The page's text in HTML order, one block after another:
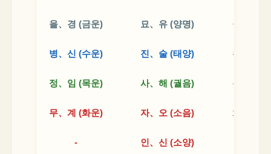
을、경 (금운) 묘、유 (양명) 금운천부
병、신 (수운) 진、술 (태양) 수운천부
정、임 (목운) 사、해 (궐음) 목운천부
무、계 (화운) 자、오 (소음) 화운천부
- 인、신 (소양)